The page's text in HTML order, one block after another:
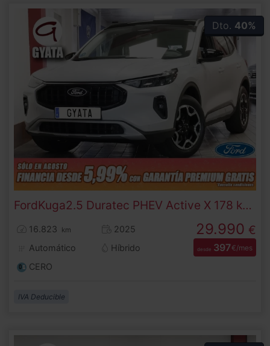
Dto. 40%
FordKuga 2.5 Duratec PHEV Active X 178 kW (243 CV)
16.823 km
2025
Automático
Híbrido
CERO
29.990 €
desde 397€/mes
IVA Deducible